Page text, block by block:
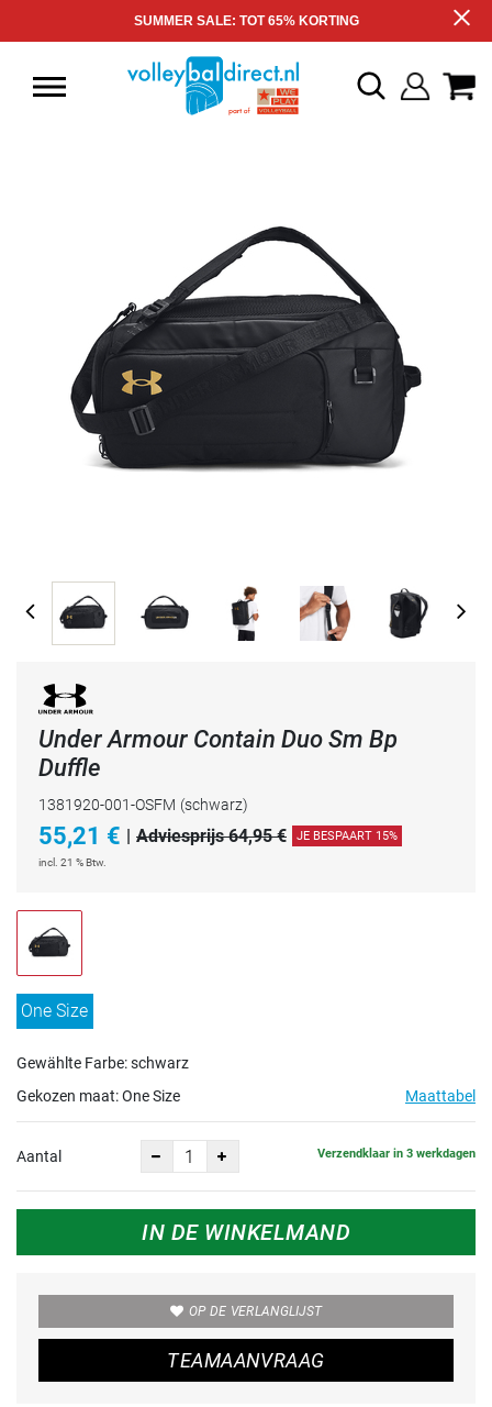
SUMMER SALE: TOT 65% KORTING
Under Armour Contain Duo Sm Bp
Duffle
1381920-001-OSFM (schwarz)
55,21 € | Adviesprijs 64,95 € JE BESPAART 15%
incl. 21 % Btw.
One Size
Gewählte Farbe: schwarz
Gekozen maat:One Size Maattabel
Aantal Verzendklaar in 3 werkdagen
IN DE WINKELMAND
OP DE VERLANGLIJST
TEAMAANVRAAG